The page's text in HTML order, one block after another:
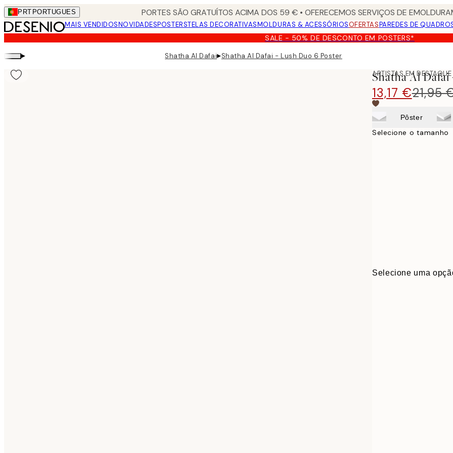
Skip
to
main
content.
PRT PORTUGUES PORTES SÃO GRATUÍTOS ACIMA DOS 59 € • OFERECEMOS SERVIÇOS DE
MAIS VENDIDOSNOVIDADESPOSTERSTELAS DECORATIVASMOLDURAS & ACESSÓRIOSOFERTASPAREDES DE
SALE - 50% DE DESCONTO EM POSTERS*
▸ Shatha Al Dafai▸Shatha Al Dafai - Lush Duo 6 Poster
ARTISTAS EM DESTAQUE
Shatha Al Dafai
13,17 €21,95
Pôster
Selecione o tamanho
Selecione uma